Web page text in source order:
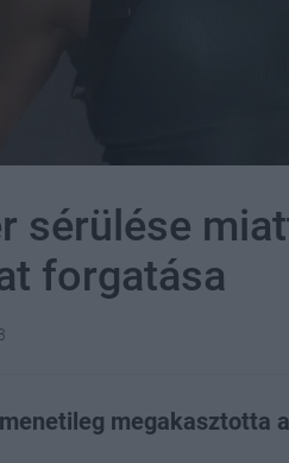
sérülése
forgatása
megakasztotta